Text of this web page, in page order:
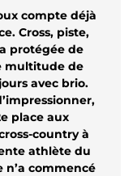
compte déjà
Cross, piste,
protégée de
multitude de
avec brio.
place aux
country à
athlète du
n’a commencé